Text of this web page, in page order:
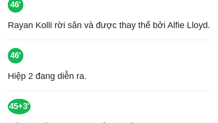
46'
Rayan Kolli rời sân và được thay thế bởi Alfie Lloyd.
46'
Hiệp 2 đang diễn ra.
45+3'